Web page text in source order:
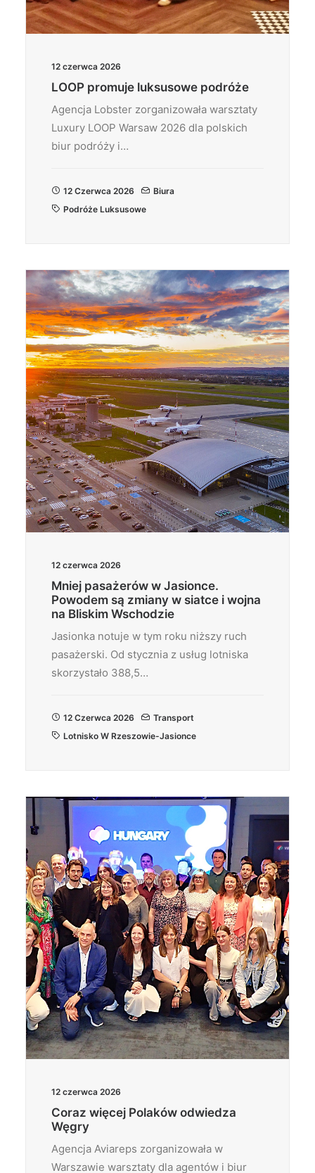
12 czerwca 2026
LOOP promuje luksusowe podróże
Agencja Lobster zorganizowała warsztaty
Luxury LOOP Warsaw 2026 dla polskich
biur podróży i…
12 Czerwca 2026
Biura
Podróże Luksusowe
12 czerwca 2026
Mniej pasażerów w Jasionce.
Powodem są zmiany w siatce i wojna
na Bliskim Wschodzie
Jasionka notuje w tym roku niższy ruch
pasażerski. Od stycznia z usług lotniska
skorzystało 388,5…
12 Czerwca 2026
Transport
Lotnisko W Rzeszowie-Jasionce
12 czerwca 2026
Coraz więcej Polaków odwiedza
Węgry
Agencja Aviareps zorganizowała w
Warszawie warsztaty dla agentów i biur